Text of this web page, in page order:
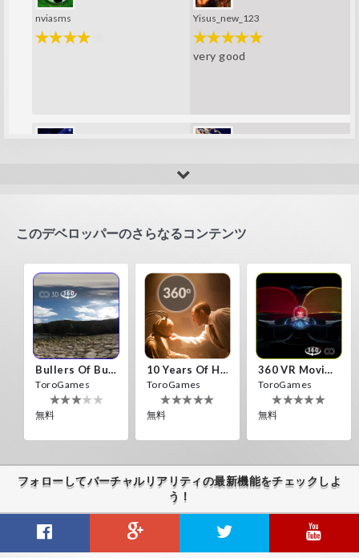
nviasms Yisus_new_123
very good
このデベロッパーのさらなるコンテンツ
Bullers Of Buchan Aberdeen
ToroGames
無料
10 Years Of Horror Nights
ToroGames
無料
360 VR Movie Experience
ToroGames
無料
フォローしてバーチャルリアリティの最新機能をチェックしよ
う！